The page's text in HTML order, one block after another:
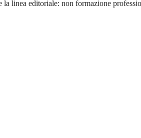
linea editoriale: non formazione